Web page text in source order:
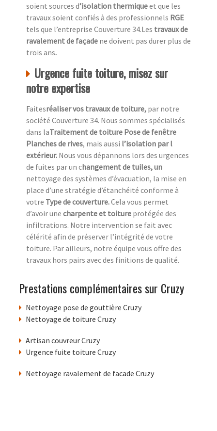
soient sources d’isolation thermiqueet que les
travaux soient confiés à des professionnels RGE
tels que l’entreprise Couverture 34.Les travaux de
ravalement de façade ne doivent pas durer plus de
trois ans.
Urgence fuite toiture, misez sur
notre expertise
Faitesréaliser vos travaux de toiture, par notre
société Couverture 34. Nous sommes spécialisés
dans laTraitement de toiture Pose de fenêtre
Planches de rives, mais aussi l’isolation par l
extérieur. Nous vous dépannons lors des urgences
de fuites par un changement de tuiles, un
nettoyage des systèmes d’évacuation, la mise en
place d’une stratégie d’étanchéité conforme à
votre Type de couverture.Cela vous permet
d’avoir une charpente et toiture protégée des
infiltrations. Notre intervention se fait avec
célérité afin de préserver l’intégrité de votre
toiture. Par ailleurs, notre équipe vous offre des
travaux hors pairs avec des finitions de qualité.
Prestations complémentaires sur Cruzy
Nettoyage pose de gouttière Cruzy
Nettoyage de toiture Cruzy
Artisan couvreur Cruzy
Urgence fuite toiture Cruzy
Nettoyage ravalement de facade Cruzy